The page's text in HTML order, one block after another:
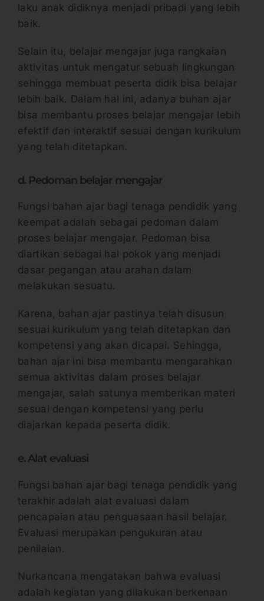
laku anak didiknya menjadi pribadi yang lebih
baik.
Selain itu, belajar mengajar juga rangkaian
aktivitas untuk mengatur sebuah lingkungan
sehingga membuat peserta didik bisa belajar
lebih baik. Dalam hal ini, adanya buhan ajar
bisa membantu proses belajar mengajar lebih
efektif dan interaktif sesuai dengan kurikulum
yang telah ditetapkan.
d. Pedoman belajar mengajar
Fungsi bahan ajar bagi tenaga pendidik yang
keempat adalah sebagai pedoman dalam
proses belajar mengajar. Pedoman bisa
diartikan sebagai hal pokok yang menjadi
dasar pegangan atau arahan dalam
melakukan sesuatu.
Karena, bahan ajar pastinya telah disusun
sesuai kurikulum yang telah ditetapkan dan
kompetensi yang akan dicapai. Sehingga,
bahan ajar ini bisa membantu mengarahkan
semua aktivitas dalam proses belajar
mengajar, salah satunya memberikan materi
sesuai dengan kompetensi yang perlu
diajarkan kepada peserta didik.
e. Alat evaluasi
Fungsi bahan ajar bagi tenaga pendidik yang
terakhir adalah alat evaluasi dalam
pencapaian atau penguasaan hasil belajar.
Evaluasi merupakan pengukuran atau
penilaian.
Nurkancana mengatakan bahwa evaluasi
adalah kegiatan yang dilakukan berkenaan